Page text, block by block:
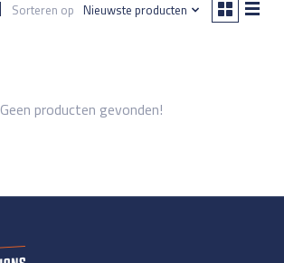
Sorteren op Nieuwste producten
Geen producten gevonden!